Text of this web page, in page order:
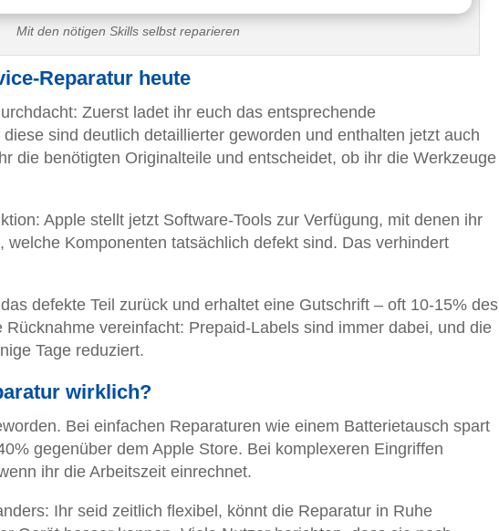
Mit den nötigen Skills selbst reparieren
Reparatur heute
Zuerst ladet ihr euch das entsprechende
sind deutlich detaillierter geworden und enthalten jetzt auch
die benötigten Originalteile und entscheidet, ob ihr die Werkzeuge
Apple stellt jetzt Software-Tools zur Verfügung, mit denen ihr
welche Komponenten tatsächlich defekt sind. Das verhindert
defekte Teil zurück und erhaltet eine Gutschrift – oft 10-15% des
Rücknahme vereinfacht: Prepaid-Labels sind immer dabei, und die
Tage reduziert.
wirklich?
Bei einfachen Reparaturen wie einem Batterietausch spart
gegenüber dem Apple Store. Bei komplexeren Eingriffen
ihr die Arbeitszeit einrechnet.
Ihr seid zeitlich flexibel, könnt die Reparatur in Ruhe